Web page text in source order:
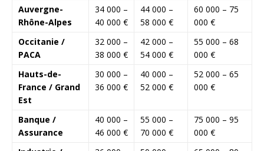
Auvergne-
Rhône-Alpes
34 000 –
40 000 €
44 000 –
58 000 €
60 000 – 75
000 €
Occitanie /
PACA
32 000 –
38 000 €
42 000 –
54 000 €
55 000 – 68
000 €
Hauts-de-
France / Grand
Est
30 000 –
36 000 €
40 000 –
52 000 €
52 000 – 65
000 €
Banque /
Assurance
40 000 –
46 000 €
55 000 –
70 000 €
75 000 – 95
000 €